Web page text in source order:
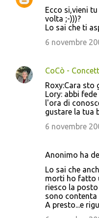
Ecco si,vieni
volta ;-)))?
Lo sai che ti
6 novembre
CoCò -
Roxy:Cara sto
Lory: abbi
l'ora di
gustare la tua
6 novembre
Anonimo ha
Lo sai che
morti ho fatto
riesco la
sono contenta
A presto...e